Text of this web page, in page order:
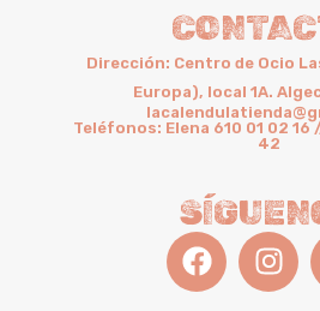
Dirección: Centro de Ocio
Europa), local 1A.
Teléfonos: Elena 610 01 02
42